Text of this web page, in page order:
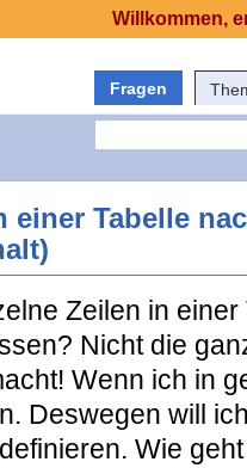
Fragen
einer Tabelle
Zeilen in
Nicht die
Wenn ich in
Deswegen will
definieren. Wie
Willkommen,